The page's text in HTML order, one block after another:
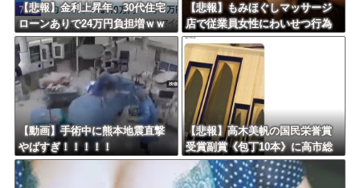
【悲報】金利上昇年、30代住宅
ローンありで24万円負担増ｗｗ
ｗｗｗｗｗｗｗｗｗｗ
【悲報】もみほぐしマッサージ
店で従業員女性にわいせつ行為
かで男を逮捕ｗｗｗｗｗｗｗｗ
【動画】手術中に熊本地震直撃
やばすぎ！！！！！
【悲報】高木美帆の国民栄誉賞
受賞副賞《包丁10本》に高市総
理の名前も刻印ｗｗｗｗｗｗｗ
ｗｗ